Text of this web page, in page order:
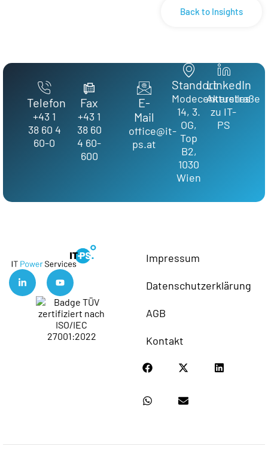
Back to Insights
Telefon
+43 1
38 60 4
60-0
Fax
+43 1
38 60
4 60-
600
E-
Mail
office@it-
ps.at
Standort
Modecenterstraße
14, 3.
OG,
Top
B2,
1030
Wien
LinkedIn
Aktuelles
zu IT-
PS
Impressum
Datenschutzerklärung
AGB
Kontakt